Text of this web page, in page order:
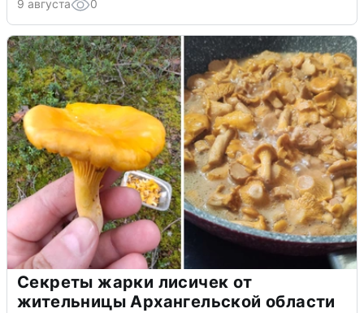
9 августа 0
Секреты жарки лисичек от
жительницы Архангельской области